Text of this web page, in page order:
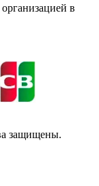
в
защищены.